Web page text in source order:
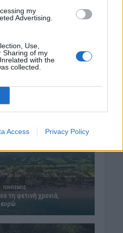
my
Advertising.
Use,
Sharing of my
with the
collected.
Access Privacy Policy
εβδομάδα